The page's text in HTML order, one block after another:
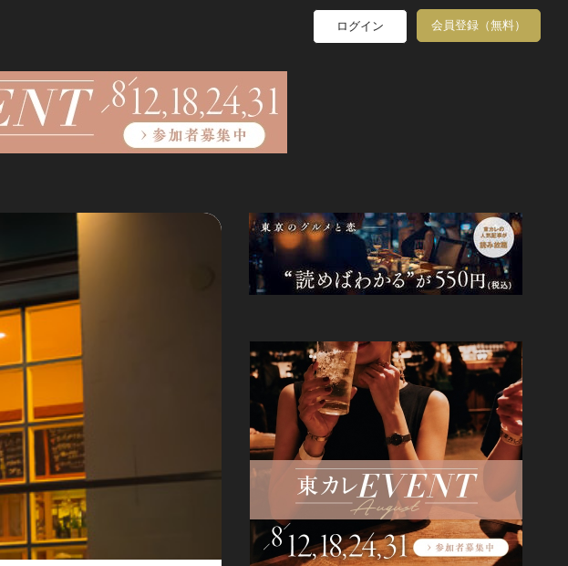
ログイン 会員登録（無料）